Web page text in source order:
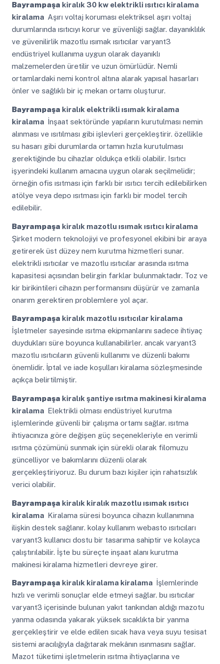
Bayrampaşa kiralık 30 kw elektrikli ısıtıcı kiralama
kiralama Aşırı voltaj koruması elektriksel aşırı voltaj
durumlarında ısıtıcıyı korur ve güvenliği sağlar. dayanıklılık
ve güvenilirlik mazotlu ısımak ısıtıcılar varyant3
endüstriyel kullanıma uygun olarak dayanıklı
malzemelerden üretilir ve uzun ömürlüdür. Nemli
ortamlardaki nemi kontrol altına alarak yapısal hasarları
önler ve sağlıklı bir iç mekan ortamı oluşturur.
Bayrampaşa kiralık elektrikli ısımak kiralama
kiralama İnşaat sektöründe yapıların kurutulması nemin
alınması ve ısıtılması gibi işlevleri gerçekleştirir. özellikle
su hasarı gibi durumlarda ortamın hızla kurutulması
gerektiğinde bu cihazlar oldukça etkili olabilir. Isıtıcı
işyerindeki kullanım amacına uygun olarak seçilmelidir;
örneğin ofis ısıtması için farklı bir ısıtıcı tercih edilebilirken
atölye veya depo ısıtması için farklı bir model tercih
edilebilir.
Bayrampaşa kiralık mazotlu ısımak ısıtıcı kiralama
Şirket modern teknolojiyi ve profesyonel ekibini bir araya
getirerek üst düzey nem kurutma hizmetleri sunar.
elektrikli ısıtıcılar ve mazotlu ısıtıcılar arasında ısıtma
kapasitesi açısından belirgin farklar bulunmaktadır. Toz ve
kir birikintileri cihazın performansını düşürür ve zamanla
onarım gerektiren problemlere yol açar.
Bayrampaşa kiralık mazotlu ısıtıcılar kiralama
İşletmeler sayesinde ısıtma ekipmanlarını sadece ihtiyaç
duydukları süre boyunca kullanabilirler. ancak varyant3
mazotlu ısıtıcıların güvenli kullanımı ve düzenli bakımı
önemlidir. İptal ve iade koşulları kiralama sözleşmesinde
açıkça belirtilmiştir.
Bayrampaşa kiralık şantiye ısıtma makinesi kiralama
kiralama Elektrikli olması endüstriyel kurutma
işlemlerinde güvenli bir çalışma ortamı sağlar. ısıtma
ihtiyacınıza göre değişen güç seçenekleriyle en verimli
ısıtma çözümünü sunmak için sürekli olarak filomuzu
güncelliyor ve bakımlarını düzenli olarak
gerçekleştiriyoruz. Bu durum bazı kişiler için rahatsızlık
verici olabilir.
Bayrampaşa kiralık kiralık mazotlu ısımak ısıtıcı
kiralama Kiralama süresi boyunca cihazın kullanımına
ilişkin destek sağlanır. kolay kullanım webasto ısıtıcıları
varyant3 kullanıcı dostu bir tasarıma sahiptir ve kolayca
çalıştırılabilir. İşte bu süreçte inşaat alanı kurutma
makinesi kiralama hizmetleri devreye girer.
Bayrampaşa kiralık kiralama kiralama İşlemlerinde
hızlı ve verimli sonuçlar elde etmeyi sağlar. bu ısıtıcılar
varyant3 içerisinde bulunan yakıt tankından aldığı mazotu
yanma odasında yakarak yüksek sıcaklıkta bir yanma
gerçekleştirir ve elde edilen sıcak hava veya suyu tesisat
sistemi aracılığıyla dağıtarak mekânın ısınmasını sağlar.
Mazot tüketimi işletmelerin ısıtma ihtiyaçlarına ve